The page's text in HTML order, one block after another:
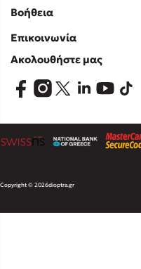
Βοήθεια
Επικοινωνία
Ακολουθήστε μας
Copyright © 2026dioptra.gr